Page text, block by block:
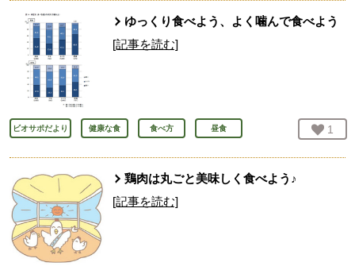
ゆっくり食べよう、よく噛んで食べよう
[記事を読む]
ビオサポだより 健康な食 食べ方 昼食 お気
1
鶏肉は丸ごと美味しく食べよう♪
[記事を読む]